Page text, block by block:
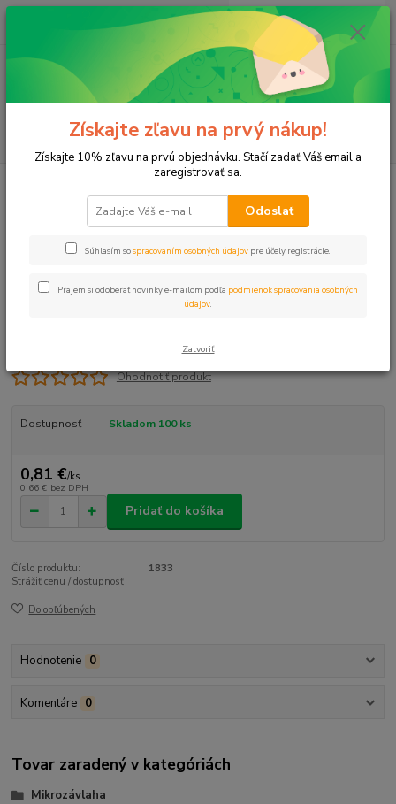
Menu
(Po-Pia, 8-17 hod.)
ks
za0 €
Mikro postr. TWIN 90 l/h, 3,2m
Mikro postr. TWIN 90 l/h, 3,2m
Ohodnotiť produkt
Dostupnosť Skladom 100 ks
0,81 €/ks
0,66 € bez DPH
Pridať do košíka
Číslo produktu:
1833
Strážiť cenu / dostupnosť
Do obľúbených
Hodnotenie 0
Komentáre 0
Tovar zaradený v kategóriách
Mikrozávlaha
Získajte zľavu na prvý nákup!
Získajte 10% zľavu na prvú objednávku. Stačí zadať Váš email a
zaregistrovať sa.
Odoslať
Súhlasím sospracovaním osobných údajov pre účely registrácie.
Prajem si odoberať novinky e-mailom podľa podmienok spracovania osobných
údajov
Zatvoriť